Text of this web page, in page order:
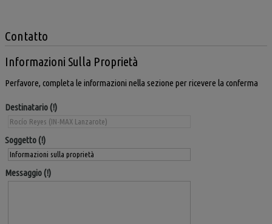
Contatto
Informazioni Sulla Proprietà
Perfavore, completa le informazioni nella sezione per ricevere la conferma
Destinatario
Soggetto
Messaggio